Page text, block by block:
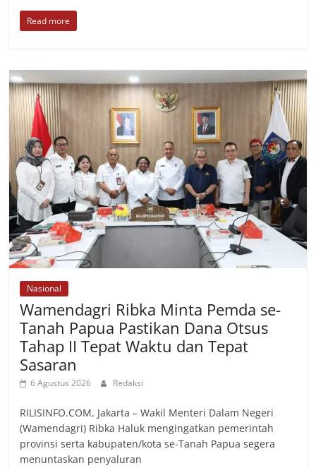
Read more
Nasional
Wamendagri Ribka Minta Pemda se-
Tanah Papua Pastikan Dana Otsus
Tahap II Tepat Waktu dan Tepat
Sasaran
6 Agustus 2026 Redaksi
RILISINFO.COM, Jakarta – Wakil Menteri Dalam Negeri
(Wamendagri) Ribka Haluk mengingatkan pemerintah
provinsi serta kabupaten/kota se-Tanah Papua segera
menuntaskan penyaluran